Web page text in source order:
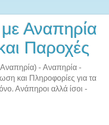
Αναπηρία
Παροχές
- Αναπηρία -
και Πληροφορίες για τα
Ανάπηροι αλλά ίσοι -